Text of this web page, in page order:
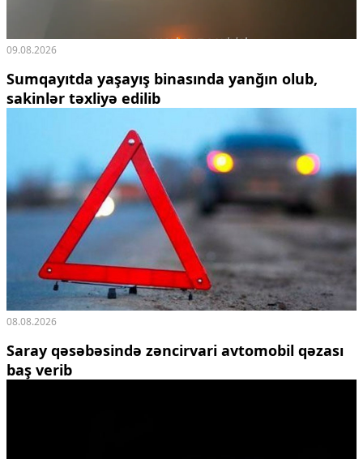
09.08.2026
Sumqayıtda yaşayış binasında yanğın olub,
sakinlər təxliyə edilib
08.08.2026
Saray qəsəbəsində zəncirvari avtomobil qəzası
baş verib